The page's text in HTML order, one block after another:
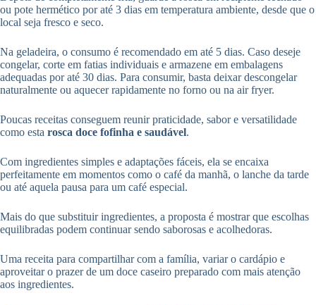
ou pote hermético por até 3 dias em temperatura ambiente, desde que o
local seja fresco e seco.
Na geladeira, o consumo é recomendado em até 5 dias. Caso deseje
congelar, corte em fatias individuais e armazene em embalagens
adequadas por até 30 dias. Para consumir, basta deixar descongelar
naturalmente ou aquecer rapidamente no forno ou na air fryer.
Poucas receitas conseguem reunir praticidade, sabor e versatilidade
como esta rosca doce fofinha e saudável.
Com ingredientes simples e adaptações fáceis, ela se encaixa
perfeitamente em momentos como o café da manhã, o lanche da tarde
ou até aquela pausa para um café especial.
Mais do que substituir ingredientes, a proposta é mostrar que escolhas
equilibradas podem continuar sendo saborosas e acolhedoras.
Uma receita para compartilhar com a família, variar o cardápio e
aproveitar o prazer de um doce caseiro preparado com mais atenção
aos ingredientes.